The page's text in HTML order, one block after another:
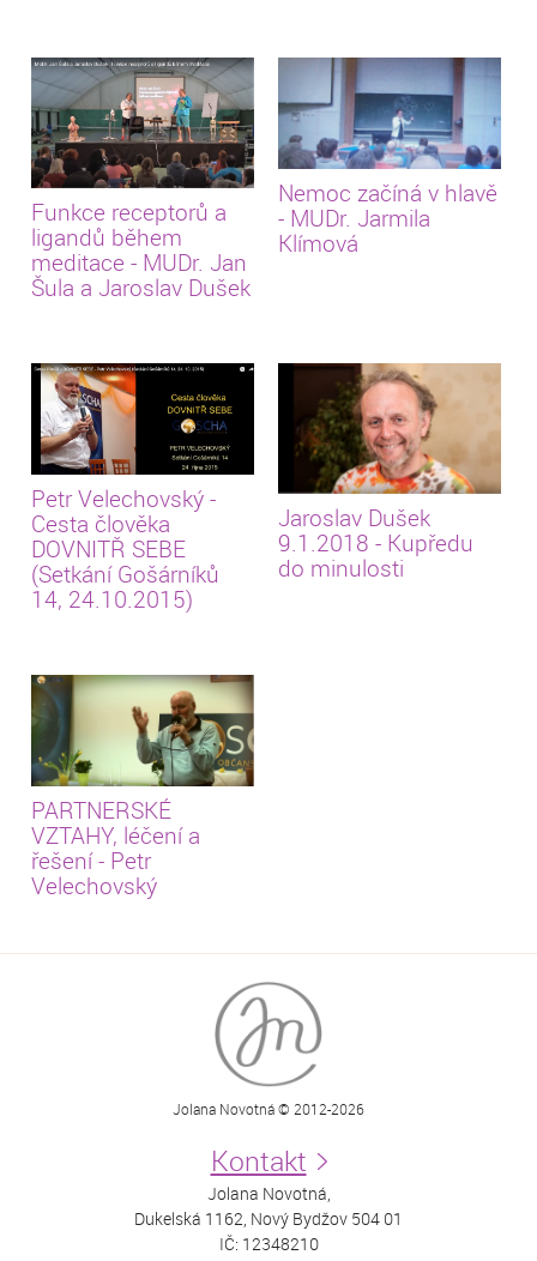
Funkce receptorů a
ligandů během
meditace - MUDr. Jan
Šula a Jaroslav Dušek
Nemoc začíná v hlavě
- MUDr. Jarmila
Klímová
Petr Velechovský -
Cesta člověka
DOVNITŘ SEBE
(Setkání Gošárníků
14, 24.10.2015)
Jaroslav Dušek
9.1.2018 - Kupředu
do minulosti
PARTNERSKÉ
VZTAHY, léčení a
řešení - Petr
Velechovský
Jolana Novotná © 2012-2026
Kontakt
Jolana Novotná,
Dukelská 1162, Nový Bydžov 504 01
IČ: 12348210